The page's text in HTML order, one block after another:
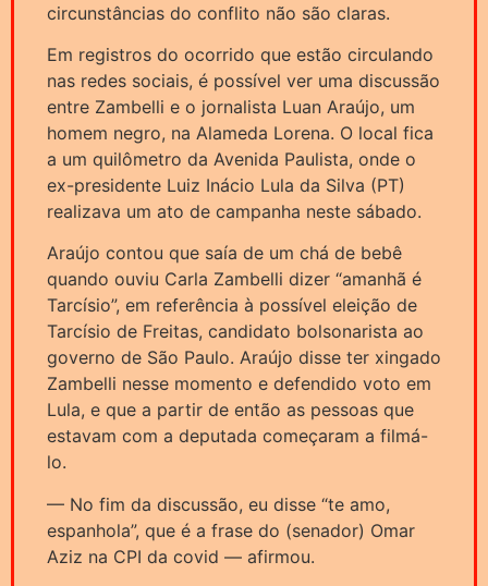
circunstâncias do conflito não são claras.
Em registros do ocorrido que estão circulando
nas redes sociais, é possível ver uma discussão
entre Zambelli e o jornalista Luan Araújo, um
homem negro, na Alameda Lorena. O local fica
a um quilômetro da Avenida Paulista, onde o
ex-presidente Luiz Inácio Lula da Silva (PT)
realizava um ato de campanha neste sábado.
Araújo contou que saía de um chá de bebê
quando ouviu Carla Zambelli dizer “amanhã é
Tarcísio”, em referência à possível eleição de
Tarcísio de Freitas, candidato bolsonarista ao
governo de São Paulo. Araújo disse ter xingado
Zambelli nesse momento e defendido voto em
Lula, e que a partir de então as pessoas que
estavam com a deputada começaram a filmá-
lo.
— No fim da discussão, eu disse “te amo,
espanhola”, que é a frase do (senador) Omar
Aziz na CPI da covid — afirmou.